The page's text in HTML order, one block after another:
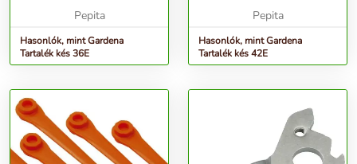
Pepita
Hasonlók, mint Gardena
Tartalék kés 36E
Pepita
Hasonlók, mint Gardena
Tartalék kés 42E